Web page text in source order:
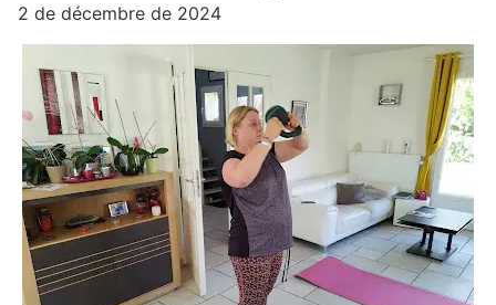
2 de décembre de 2024